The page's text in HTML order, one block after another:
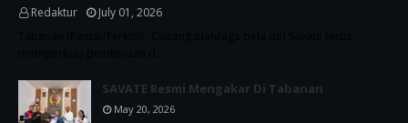
Redaktur
July 01, 2026
SAVATE Resmi Mengakar Di Tabanan
May 20, 2026